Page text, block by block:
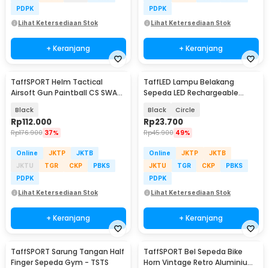
PDPK
Lihat Ketersediaan Stok
+ Keranjang
PDPK
Lihat Ketersediaan Stok
+ Keranjang
TaffSPORT Helm Tactical
Airsoft Gun Paintball CS SWAT
Black
Rp112.000
Rp176.900 37%
Online JKTP
JKTB
JKTU
TGR CKP
PBKS
PDPK
Lihat Ketersediaan Stok
+ Keranjang
TaffLED Lampu Belakang
Sepeda LED Rechargeable
Black Circle
Rp23.700
Rp45.900 49%
Online JKTP
JKTB
JKTU
TGR CKP
PBKS
PDPK
Lihat Ketersediaan Stok
+ Keranjang
TaffSPORT Sarung Tangan Half
Finger Sepeda Gym - TSTS
TaffSPORT Bel Sepeda Bike
Horn Vintage Retro Aluminium